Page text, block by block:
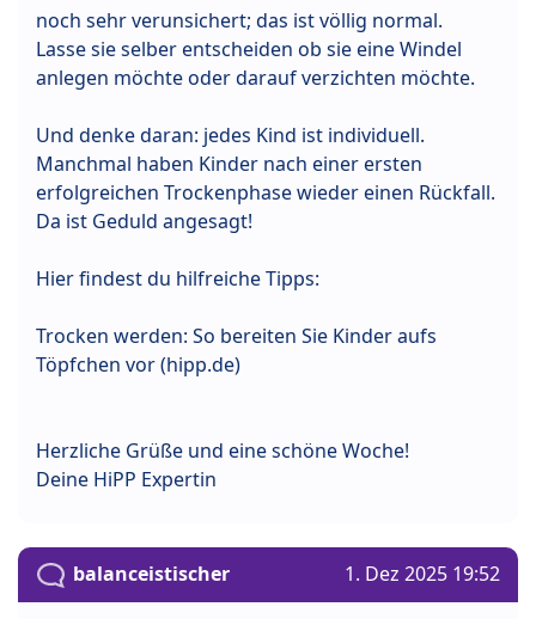
noch sehr verunsichert; das ist völlig normal.
Lasse sie selber entscheiden ob sie eine Windel
anlegen möchte oder darauf verzichten möchte.
Und denke daran: jedes Kind ist individuell.
Manchmal haben Kinder nach einer ersten
erfolgreichen Trockenphase wieder einen Rückfall.
Da ist Geduld angesagt!
Hier findest du hilfreiche Tipps:
Trocken werden: So bereiten Sie Kinder aufs
Töpfchen vor (hipp.de)
Herzliche Grüße und eine schöne Woche!
Deine HiPP Expertin
balanceistischer 1. Dez 2025 19:52